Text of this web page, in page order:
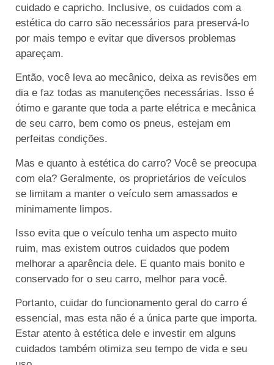
cuidado e capricho. Inclusive, os cuidados com a
estética do carro são necessários para preservá-lo
por mais tempo e evitar que diversos problemas
apareçam.
Então, você leva ao mecânico, deixa as revisões em
dia e faz todas as manutenções necessárias. Isso é
ótimo e garante que toda a parte elétrica e mecânica
de seu carro, bem como os pneus, estejam em
perfeitas condições.
Mas e quanto à estética do carro? Você se preocupa
com ela? Geralmente, os proprietários de veículos
se limitam a manter o veículo sem amassados e
minimamente limpos.
Isso evita que o veículo tenha um aspecto muito
ruim, mas existem outros cuidados que podem
melhorar a aparência dele. E quanto mais bonito e
conservado for o seu carro, melhor para você.
Portanto, cuidar do funcionamento geral do carro é
essencial, mas esta não é a única parte que importa.
Estar atento à estética dele e investir em alguns
cuidados também otimiza seu tempo de vida e seu